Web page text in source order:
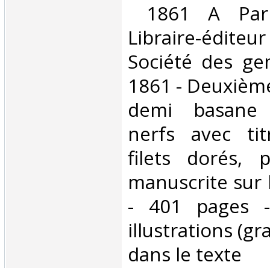
1861 A
Libraire-
Société des
1861 -
demi
nerfs avec
filets dorés,
manuscrite
- 401 pages
illustrations
dans le texte‎